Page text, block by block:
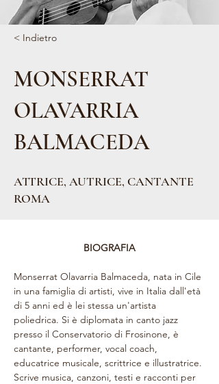
< Indietro
MONSERRAT
OLAVARRIA
BALMACEDA
ATTRICE, AUTRICE, CANTANTE
ROMA
BIOGRAFIA
Monserrat Olavarria Balmaceda, nata in Cile
in una famiglia di artisti, vive in Italia dall'età
di 5 anni ed è lei stessa un'artista
poliedrica. Si è diplomata in canto jazz
presso il Conservatorio di Frosinone, è
cantante, performer, vocal coach,
educatrice musicale, scrittrice e illustratrice.
Scrive musica, canzoni, testi e racconti per